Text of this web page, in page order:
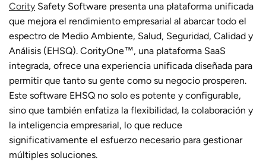
Cority Safety Software presenta una plataforma unificada
que mejora el rendimiento empresarial al abarcar todo el
espectro de Medio Ambiente, Salud, Seguridad, Calidad y
Análisis (EHSQ). CorityOne™, una plataforma SaaS
integrada, ofrece una experiencia unificada diseñada para
permitir que tanto su gente como su negocio prosperen.
Este software EHSQ no solo es potente y configurable,
sino que también enfatiza la flexibilidad, la colaboración y
la inteligencia empresarial, lo que reduce
significativamente el esfuerzo necesario para gestionar
múltiples soluciones.